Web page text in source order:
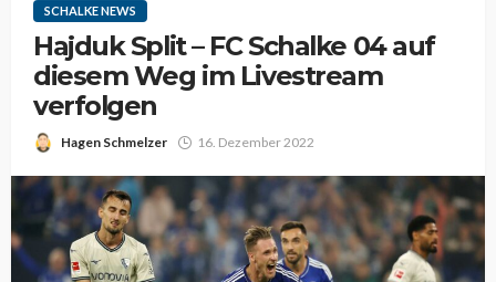
SCHALKE NEWS
Hajduk Split – FC Schalke 04 auf
diesem Weg im Livestream
verfolgen
Hagen Schmelzer 16. Dezember 2022